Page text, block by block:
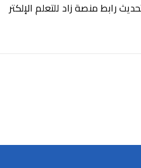
رابط منصة زاد للتعلم الإلكتر